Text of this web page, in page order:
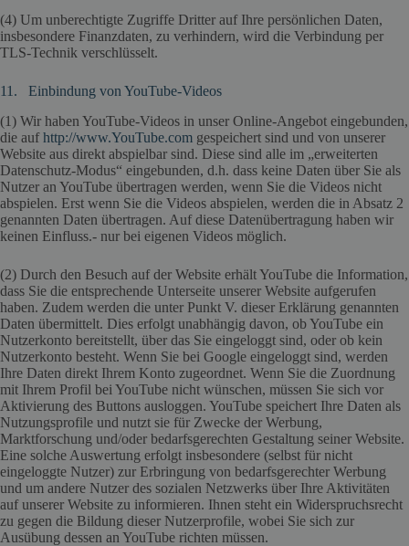
(4) Um unberechtigte Zugriffe Dritter auf Ihre persönlichen Daten,
insbesondere Finanzdaten, zu verhindern, wird die Verbindung per
TLS-Technik verschlüsselt.
11. Einbindung von YouTube-Videos
(1) Wir haben YouTube-Videos in unser Online-Angebot eingebunden,
die aufhttp://www.YouTube.com gespeichert sind und von unserer
Website aus direkt abspielbar sind. Diese sind alle im „erweiterten
Datenschutz-Modus“ eingebunden, d.h. dass keine Daten über Sie als
Nutzer an YouTube übertragen werden, wenn Sie die Videos nicht
abspielen. Erst wenn Sie die Videos abspielen, werden die in Absatz 2
genannten Daten übertragen. Auf diese Datenübertragung haben wir
keinen Einfluss.- nur bei eigenen Videos möglich.
(2) Durch den Besuch auf der Website erhält YouTube die Information,
dass Sie die entsprechende Unterseite unserer Website aufgerufen
haben. Zudem werden die unter Punkt V. dieser Erklärung genannten
Daten übermittelt. Dies erfolgt unabhängig davon, ob YouTube ein
Nutzerkonto bereitstellt, über das Sie eingeloggt sind, oder ob kein
Nutzerkonto besteht. Wenn Sie bei Google eingeloggt sind, werden
Ihre Daten direkt Ihrem Konto zugeordnet. Wenn Sie die Zuordnung
mit Ihrem Profil bei YouTube nicht wünschen, müssen Sie sich vor
Aktivierung des Buttons ausloggen. YouTube speichert Ihre Daten als
Nutzungsprofile und nutzt sie für Zwecke der Werbung,
Marktforschung und/oder bedarfsgerechten Gestaltung seiner Website.
Eine solche Auswertung erfolgt insbesondere (selbst für nicht
eingeloggte Nutzer) zur Erbringung von bedarfsgerechter Werbung
und um andere Nutzer des sozialen Netzwerks über Ihre Aktivitäten
auf unserer Website zu informieren. Ihnen steht ein Widerspruchsrecht
zu gegen die Bildung dieser Nutzerprofile, wobei Sie sich zur
Ausübung dessen an YouTube richten müssen.